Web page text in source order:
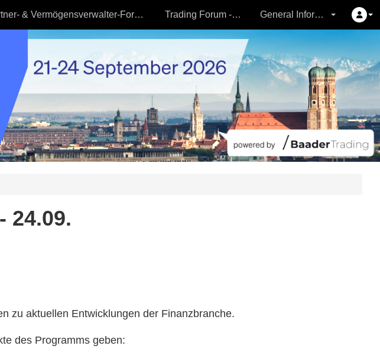
Partner- & Vermögensverwalter-Forum - 24.09. Trading Forum - 24.09. General Information
24.09.
zu aktuellen Entwicklungen der Finanzbranche.
des Programms geben: